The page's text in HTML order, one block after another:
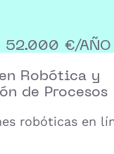
€/AÑO
Robótica y
de Procesos
robóticas en